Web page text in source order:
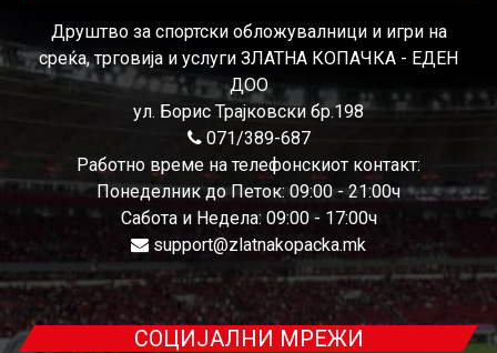
Друштво за спортски обложувалници и игри на
среќа, трговија и услуги ЗЛАТНА КОПАЧКА - ЕДЕН
ДОО
ул. Борис Трајковски бр.198
071/389-687
Работно време на телефонскиот контакт:
Понеделник до Петок: 09:00 - 21:00ч
Сабота и Недела: 09:00 - 17:00ч
support@zlatnakopacka.mk
СОЦИЈАЛНИ МРЕЖИ